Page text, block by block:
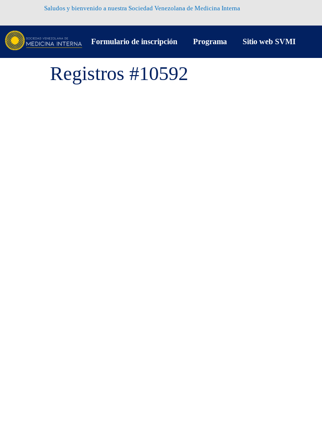
Saludos y bienvenido a nuestra Sociedad Venezolana de Medicina Interna
Formulario de inscripción Programa Sitio web SVMI
Registros #10592